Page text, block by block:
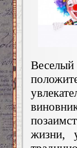
Веселый
жизни,